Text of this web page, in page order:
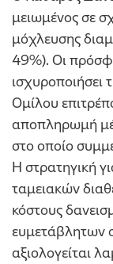
μειωμένος σε
μόχλευσης
49%). Οι
ισχυροποιήσει
Ομίλου
αποπληρωμή
στο οποίο
Η στρατηγική
ταμειακών
κόστους
ευμετάβλητων
αξιολογείται